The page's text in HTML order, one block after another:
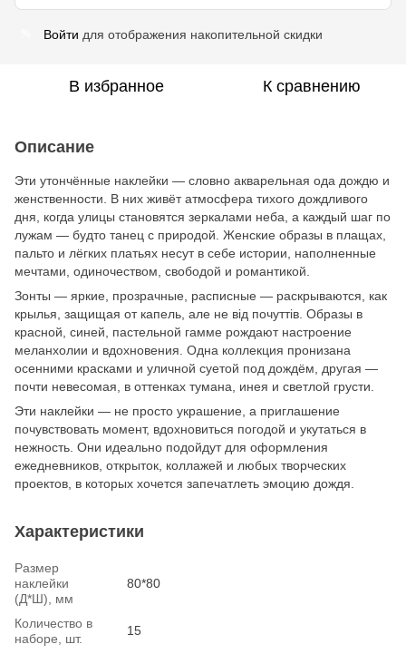
Войти для отображения накопительной скидки
В избранное К сравнению
Описание
Эти утончённые наклейки — словно акварельная ода дождю и
женственности. В них живёт атмосфера тихого дождливого
дня, когда улицы становятся зеркалами неба, а каждый шаг по
лужам — будто танец с природой. Женские образы в плащах,
пальто и лёгких платьях несут в себе истории, наполненные
мечтами, одиночеством, свободой и романтикой.
Зонты — яркие, прозрачные, расписные — раскрываются, как
крылья, защищая от капель, але не від почуттів. Образы в
красной, синей, пастельной гамме рождают настроение
меланхолии и вдохновения. Одна коллекция пронизана
осенними красками и уличной суетой под дождём, другая —
почти невесомая, в оттенках тумана, инея и светлой грусти.
Эти наклейки — не просто украшение, а приглашение
почувствовать момент, вдохновиться погодой и укутаться в
нежность. Они идеально подойдут для оформления
ежедневников, открыток, коллажей и любых творческих
проектов, в которых хочется запечатлеть эмоцию дождя.
Характеристики
Размер
наклейки
(Д*Ш), мм
80*80
Количество в
наборе, шт.
15